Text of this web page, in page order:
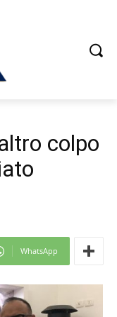
colpo
WhatsApp